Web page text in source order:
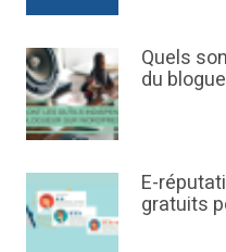
Quels
du
E-
gratuits